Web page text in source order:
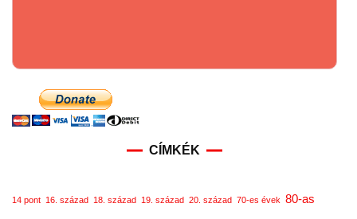
CÍMKÉK
14 pont 16. század 18. század 19. század 20. század 70-es évek 80-as